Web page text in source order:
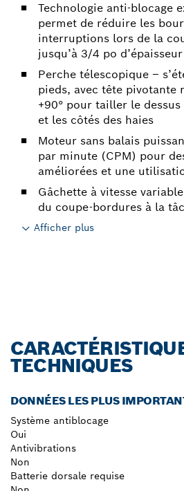
Technologie anti-blocage
permet de réduire les
interruptions lors de la
jusqu’à 3/4 po d’épaisseur
Perche télescopique –
pieds, avec tête pivotante
+90° pour tailler le
et les côtés des haies
Moteur sans balais
par minute (CPM) pour
améliorées et une
Gâchette à vitesse
du coupe-bordures à la
Afficher plus
TECHNIQUES
DONNÉES LES PLUS
Système antiblocage
Oui
Antivibrations
Non
Batterie dorsale requise